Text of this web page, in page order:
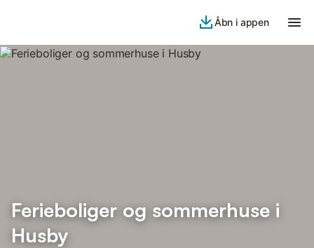
Åbn i appen
Ferieboliger og sommerhuse i
Husby